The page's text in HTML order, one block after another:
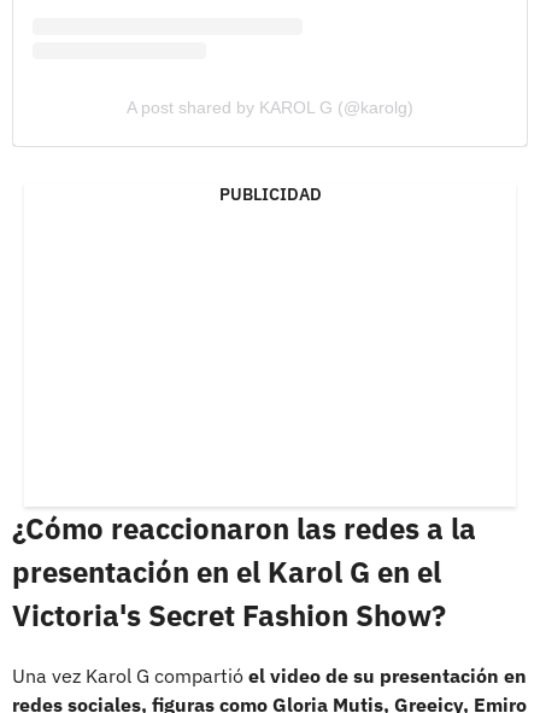
A post shared by KAROL G (@karolg)
PUBLICIDAD
¿Cómo reaccionaron las redes a la
presentación en el Karol G en el
Victoria's Secret Fashion Show?
Una vez Karol G compartió el video de su presentación en
redes sociales, figuras como Gloria Mutis, Greeicy, Emiro